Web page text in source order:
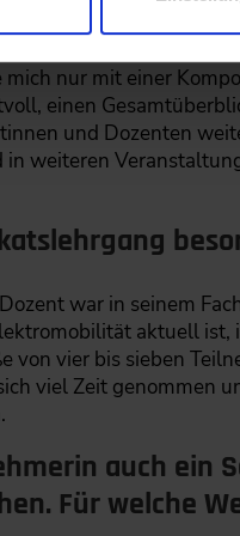
mit?
mich nur mit einer
einen
und Dozenten
weiteren
war in seinem
aktuell
von vier bis sieben
viel Zeit genommen
auch
Für welche